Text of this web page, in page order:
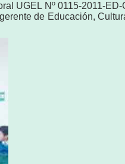
UGEL Nº 0115-2011-
de Educación,